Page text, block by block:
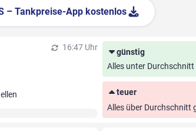
– Tankpreise-App kostenlos
16:47 Uhr
günstig
Alles unter
teuer
Alles über Durchschnitt